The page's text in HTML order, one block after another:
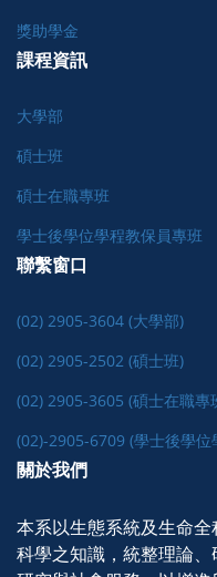
獎助學金
課程資訊
大學部
碩士班
碩士在職專班
學士後學位學程教保員專班
聯繫窗口
(02) 2905-3604 (大學部)
(02) 2905-2502 (碩士班)
(02) 2905-3605 (碩士在職專
(02)-2905-6709 (學士後學位
關於我們
本系以生態系統及生命
科學之知識，統整理論